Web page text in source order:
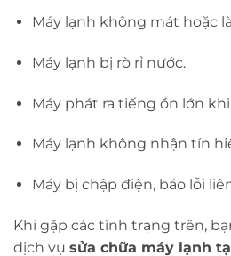
Máy lạnh không mát hoặc
Máy lạnh bị rò rỉ nước.
Máy phát ra tiếng ồn lớn
Máy lạnh không nhận tín
Máy bị chập điện, báo lỗi
Khi gặp các tình trạng trên,
dịch vụ sửa chữa máy lạnh